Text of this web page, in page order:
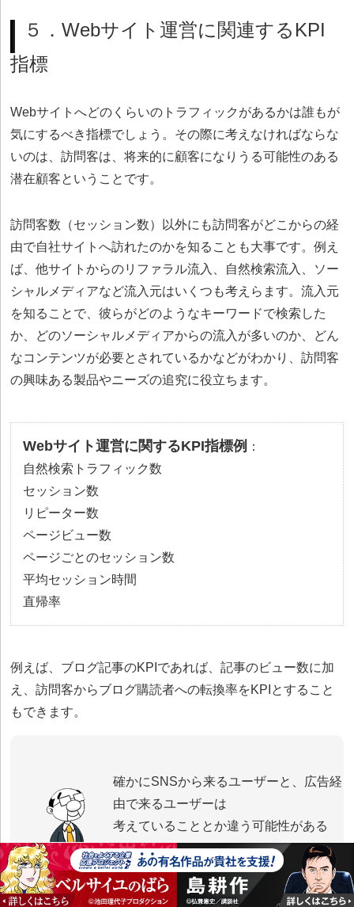
５．Webサイト運営に関連するKPI
指標
Webサイトへどのくらいのトラフィックがあるかは誰もが
気にするべき指標でしょう。その際に考えなければならな
いのは、訪問客は、将来的に顧客になりうる可能性のある
潜在顧客ということです。
訪問客数（セッション数）以外にも訪問客がどこからの経
由で自社サイトへ訪れたのかを知ることも大事です。例え
ば、他サイトからのリファラル流入、自然検索流入、ソー
シャルメディアなど流入元はいくつも考えらます。流入元
を知ることで、彼らがどのようなキーワードで検索した
か、どのソーシャルメディアからの流入が多いのか、どん
なコンテンツが必要とされているかなどがわかり、訪問客
の興味ある製品やニーズの追究に役立ちます。
Webサイト運営に関するKPI指標例 ：
自然検索トラフィック数
セッション数
リピーター数
ページビュー数
ページごとのセッション数
平均セッション時間
直帰率
例えば、ブログ記事のKPIであれば、記事のビュー数に加
え、訪問客からブログ購読者への転換率をKPIとすること
もできます。
確かにSNSから来るユーザーと、広告経
由で来るユーザーは
考えていることとか違う可能性がある
ね。
流入元ごとにページビュー数や平均セッ